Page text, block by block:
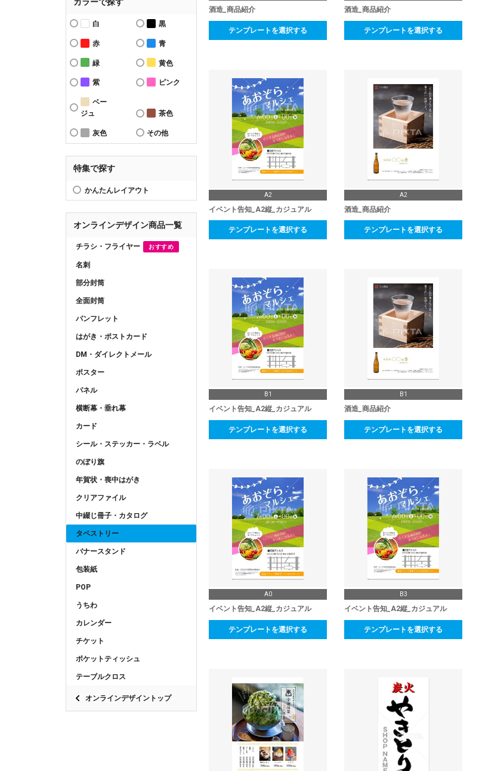
白 黒
赤 青
緑 黄色
紫 ピンク
ベー
ジュ
茶色
灰色 その他
特集で探す
かんたんレイアウト
オンラインデザイン商品一覧
チラシ・フライヤー おすすめ
名刺
部分封筒
全面封筒
パンフレット
はがき・ポストカード
DM・ダイレクトメール
ポスター
パネル
横断幕・垂れ幕
カード
シール・ステッカー・ラベル
のぼり旗
年賀状・喪中はがき
クリアファイル
中綴じ冊子・カタログ
タペストリー
バナースタンド
包装紙
POP
うちわ
カレンダー
チケット
ポケットティッシュ
テーブルクロス
オンラインデザイントップ
酒造_商品紹介
テンプレートを選択する
酒造_商品紹介
テンプレートを選択する
A2
イベント告知_A2縦_カジュアル
テンプレートを選択する
A2
酒造_商品紹介
テンプレートを選択する
B1
イベント告知_A2縦_カジュアル
テンプレートを選択する
B1
酒造_商品紹介
テンプレートを選択する
A0
イベント告知_A2縦_カジュアル
テンプレートを選択する
B3
イベント告知_A2縦_カジュアル
テンプレートを選択する